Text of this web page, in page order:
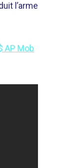
l’arme
AP Mob